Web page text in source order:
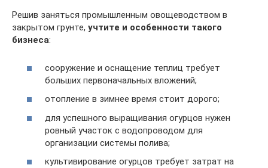
Решив заняться промышленным овощеводством в
закрытом грунте, учтите и особенности такого
бизнеса:
сооружение и оснащение теплиц требует
больших первоначальных вложений;
отопление в зимнее время стоит дорого;
для успешного выращивания огурцов нужен
ровный участок с водопроводом для
организации системы полива;
культивирование огурцов требует затрат на